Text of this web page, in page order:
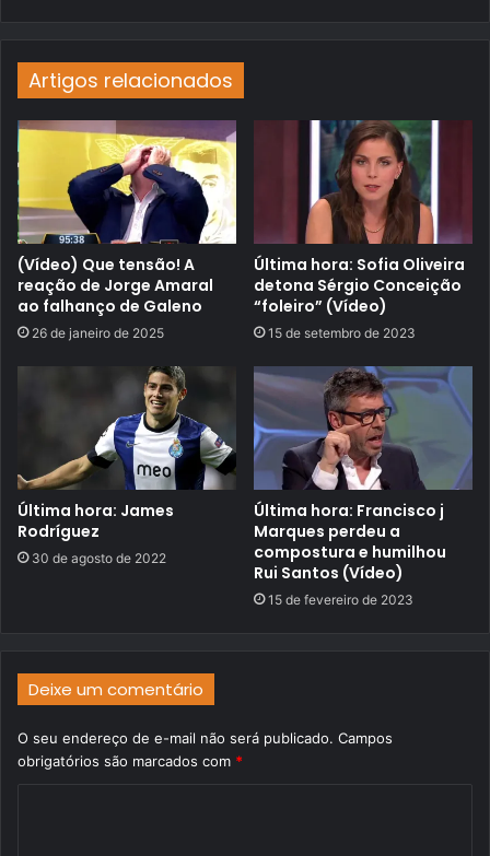
Artigos relacionados
(Vídeo) Que tensão! A
reação de Jorge Amaral
ao falhanço de Galeno
26 de janeiro de 2025
Última hora: Sofia Oliveira
detona Sérgio Conceição
“foleiro” (Vídeo)
15 de setembro de 2023
Última hora: James
Rodríguez
30 de agosto de 2022
Última hora: Francisco j
Marques perdeu a
compostura e humilhou
Rui Santos (Vídeo)
15 de fevereiro de 2023
Deixe um comentário
O seu endereço de e-mail não será publicado. Campos
obrigatórios são marcados com *